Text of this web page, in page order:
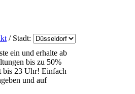
/ Stadt:
ein und erhalte ab
bis zu 50%
bis 23 Uhr! Einfach
und auf